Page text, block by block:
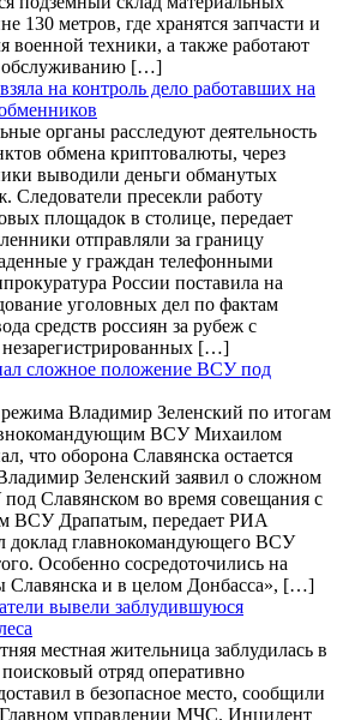
130 метров, где хранятся запчасти и
военной техники, а также работают
обслуживанию […]
на контроль дело работавших на
органы расследуют деятельность
обмена криптовалюты, через
выводили деньги обманутых
Следователи пресекли работу
площадок в столице, передает
отправляли за границу
у граждан телефонными
России поставила на
уголовных дел по фактам
средств россиян за рубеж с
незарегистрированных […]
сложное положение ВСУ под
режима Владимир Зеленский по итогам
ВСУ Михаилом
что оборона Славянска остается
Зеленский заявил о сложном
Славянском во время совещания с
ВСУ Драпатым, передает РИА
доклад главнокомандующего ВСУ
Особенно сосредоточились на
Славянска и в целом Донбасса», […]
вывели заблудившуюся
местная жительница заблудилась в
отряд оперативно
в безопасное место, сообщили
управлении МЧС. Инцидент